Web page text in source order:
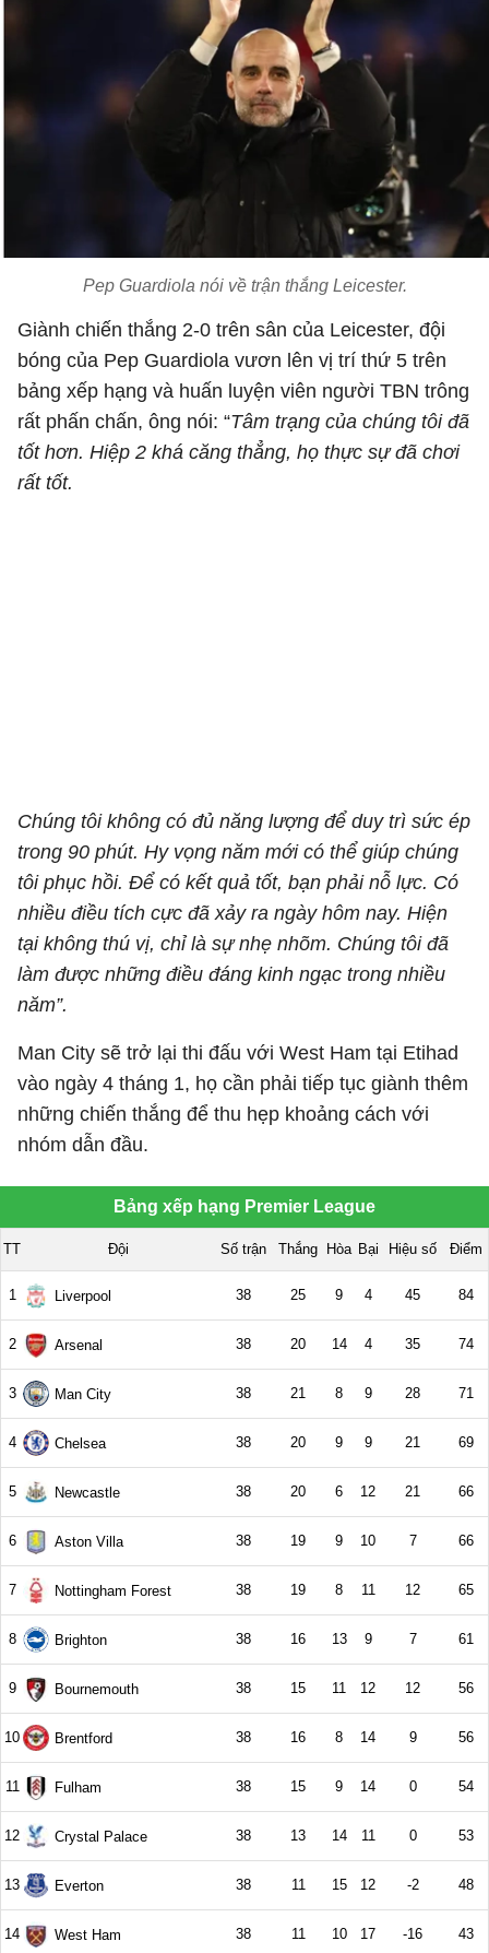
Pep Guardiola nói về trận thắng Leicester.
Giành chiến thắng 2-0 trên sân của Leicester, đội
bóng của Pep Guardiola vươn lên vị trí thứ 5 trên
bảng xếp hạng và huấn luyện viên người TBN trông
rất phấn chấn, ông nói: “Tâm trạng của chúng tôi đã
tốt hơn. Hiệp 2 khá căng thẳng, họ thực sự đã chơi
rất tốt.
Chúng tôi không có đủ năng lượng để duy trì sức ép
trong 90 phút. Hy vọng năm mới có thể giúp chúng
tôi phục hồi. Để có kết quả tốt, bạn phải nỗ lực. Có
nhiều điều tích cực đã xảy ra ngày hôm nay. Hiện
tại không thú vị, chỉ là sự nhẹ nhõm. Chúng tôi đã
làm được những điều đáng kinh ngạc trong nhiều
năm”.
Man City sẽ trở lại thi đấu với West Ham tại Etihad
vào ngày 4 tháng 1, họ cần phải tiếp tục giành thêm
những chiến thắng để thu hẹp khoảng cách với
nhóm dẫn đầu.